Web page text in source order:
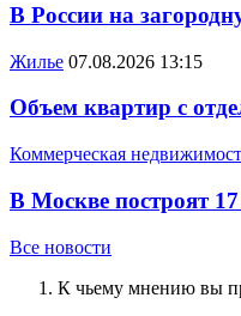
В России на
Жилье 07.08.2026 13:15
Объем квартир с
Коммерческая
В Москве построят
Все новости
К чьему мнению вы